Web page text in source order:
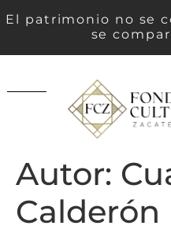
El patrimonio no se
se
Autor:
Calderón